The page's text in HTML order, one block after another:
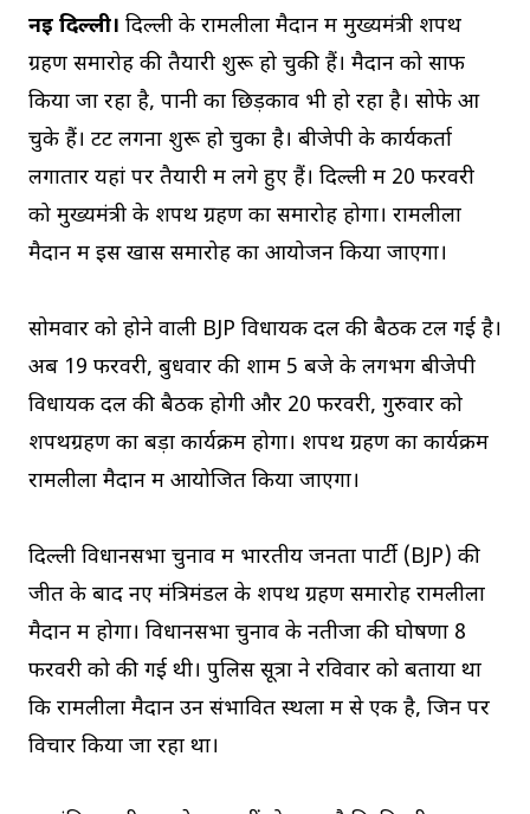
नई दिल्ली। दिल्ली के रामलीला मैदान में मुख्यमंत्री शपथ
ग्रहण समारोह की तैयारी शुरू हो चुकी हैं। मैदान को साफ
किया जा रहा है, पानी का छिड़काव भी हो रहा है। सोफे आ
चुके हैं। टेंट लगना शुरू हो चुका है। बीजेपी के कार्यकर्ता
लगातार यहां पर तैयारी में लगे हुए हैं। दिल्ली में 20 फरवरी
को मुख्यमंत्री के शपथ ग्रहण का समारोह होगा। रामलीला
मैदान में इस खास समारोह का आयोजन किया जाएगा।
सोमवार को होने वाली BJP विधायक दल की बैठक टल गई है।
अब 19 फरवरी, बुधवार की शाम 5 बजे के लगभग बीजेपी
विधायक दल की बैठक होगी और 20 फरवरी, गुरुवार को
शपथग्रहण का बड़ा कार्यक्रम होगा। शपथ ग्रहण का कार्यक्रम
रामलीला मैदान में आयोजित किया जाएगा।
दिल्ली विधानसभा चुनाव में भारतीय जनता पार्टी (BJP) की
जीत के बाद नए मंत्रिमंडल के शपथ ग्रहण समारोह रामलीला
मैदान में होगा। विधानसभा चुनाव के नतीजों की घोषणा 8
फरवरी को की गई थी। पुलिस सूत्रों ने रविवार को बताया था
कि रामलीला मैदान उन संभावित स्थलों में से एक है, जिन पर
विचार किया जा रहा था।